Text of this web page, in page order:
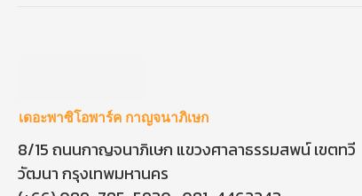
เดอะพาซิโอพาร์ค กาญจนาภิเษก
8/15 ถนนกาญจนาภิเษก แขวงศาลาธรรมสพน์ เขตทวี
วัฒนา กรุงเทพมหานคร